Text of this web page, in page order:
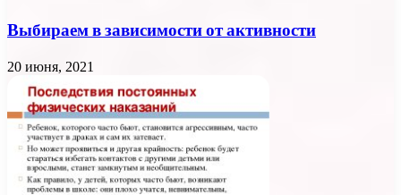
Выбираем в зависимости от активности
20 июня, 2021